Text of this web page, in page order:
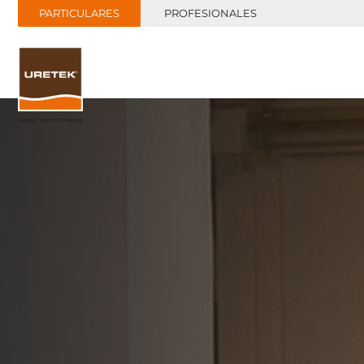
PARTICULARES PROFESIONALES